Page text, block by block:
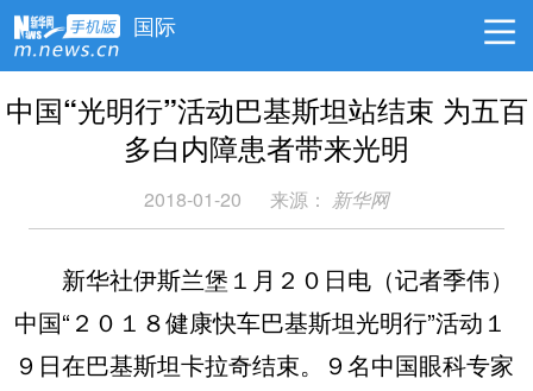
国际
中国“光明行”活动巴基斯坦站结束 为五百
多白内障患者带来光明
2018-01-20 来源： 新华网
新华社伊斯兰堡１月２０日电（记者季伟）
中国“２０１８健康快车巴基斯坦光明行”活动１
９日在巴基斯坦卡拉奇结束。９名中国眼科专家